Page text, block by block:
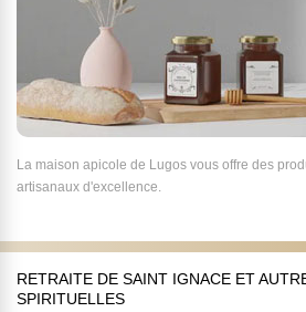
La maison apicole de Lugos vous offre des
artisanaux d'excellence.
RETRAITE DE SAINT IGNACE ET
SPIRITUELLES